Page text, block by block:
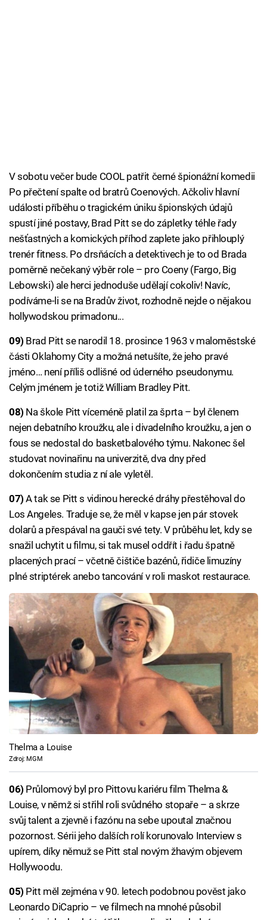
V sobotu večer bude COOL patřit černé špionážní komedii
Po přečtení spalte od bratrů Coenových. Ačkoliv hlavní
události příběhu o tragickém úniku špionských údajů
spustí jiné postavy, Brad Pitt se do zápletky téhle řady
nešťastných a komických příhod zaplete jako přihlouplý
trenér fitness. Po drsňácích a detektivech je to od Brada
poměrně nečekaný výběr role – pro Coeny (Fargo, Big
Lebowski) ale herci jednoduše udělají cokoliv! Navíc,
podíváme-li se na Bradův život, rozhodně nejde o nějakou
hollywodskou primadonu...
09) Brad Pitt se narodil 18. prosince 1963 v maloměstské
části Oklahomy City a možná netušíte, že jeho pravé
jméno… není příliš odlišné od úderného pseudonymu.
Celým jménem je totiž William Bradley Pitt.
08) Na škole Pitt víceméně platil za šprta – byl členem
nejen debatního kroužku, ale i divadelního kroužku, a jen o
fous se nedostal do basketbalového týmu. Nakonec šel
studovat novinařinu na univerzitě, dva dny před
dokončením studia z ní ale vyletěl.
07) A tak se Pitt s vidinou herecké dráhy přestěhoval do
Los Angeles. Traduje se, že měl v kapse jen pár stovek
dolarů a přespával na gauči své tety. V průběhu let, kdy se
snažil uchytit u filmu, si tak musel oddřít i řadu špatně
placených prací – včetně čištiče bazénů, řidiče limuzíny
plné striptérek anebo tancování v roli maskot restaurace.
Thelma a Louise
Zdroj: MGM
06) Průlomový byl pro Pittovu kariéru film Thelma &
Louise, v němž si střihl roli svůdného stopaře – a skrze
svůj talent a zjevně i fazónu na sebe upoutal značnou
pozornost. Sérii jeho dalších rolí korunovalo Interview s
upírem, díky němuž se Pitt stal novým žhavým objevem
Hollywoodu.
05) Pitt měl zejména v 90. letech podobnou pověst jako
Leonardo DiCaprio – ve filmech na mnohé působil